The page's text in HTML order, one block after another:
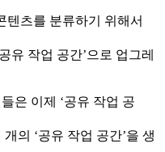
텐츠를 분류하기 위해서
유 작업 공간’으로 업그레
은 이제 ‘공유 작업 공
의 ‘공유 작업 공간’을 생